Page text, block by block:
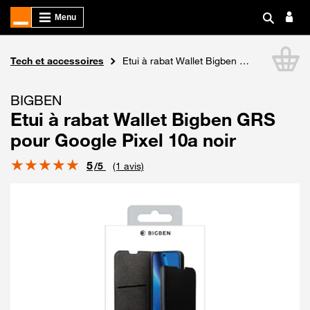
Boutique Orange
Tech et accessoires Etui à rabat Wallet Bigben GRS pour Google Pixel 10a noir
BIGBEN
Etui à rabat Wallet Bigben GRS
pour Google Pixel 10a noir
Note
5/5 (1 avis)